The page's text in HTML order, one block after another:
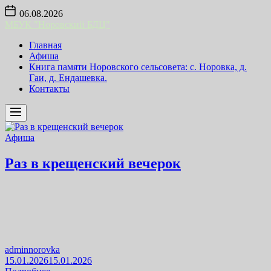
Skip
content
06.08.2026
Главная
Афиша
Книга памяти Норовского сельсовета: с. Норовка, д.
Гаи, д. Ендашевка.
Контакты
Афиша
Раз в крещенский вечерок
adminnorovka
15.01.202615.01.2026